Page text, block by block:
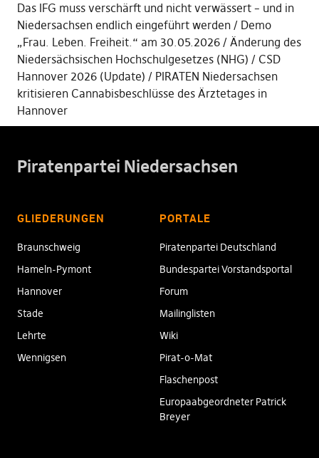
Das IFG muss verschärft und nicht verwässert – und in
Niedersachsen endlich eingeführt werden
Demo
„Frau. Leben. Freiheit.“ am 30.05.2026
Änderung des
Niedersächsischen Hochschulgesetzes (NHG)
CSD
Hannover 2026 (Update)
PIRATEN Niedersachsen
kritisieren Cannabisbeschlüsse des Ärztetages in
Hannover
Piratenpartei Niedersachsen
GLIEDERUNGEN
Braunschweig
Hameln-Pymont
Hannover
Stade
Lehrte
Wennigsen
PORTALE
Piratenpartei Deutschland
Bundespartei Vorstandsportal
Forum
Mailinglisten
Wiki
Pirat-o-Mat
Flaschenpost
Europaabgeordneter Patrick
Breyer